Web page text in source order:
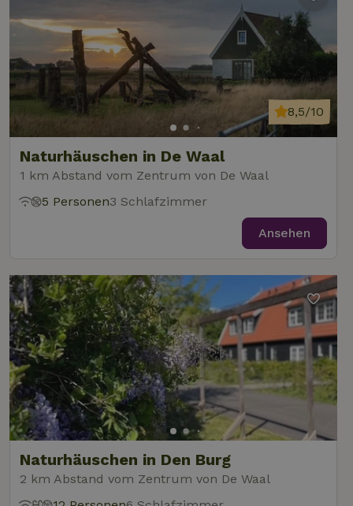
Naturhäuschen in De Waal
1 km Abstand vom Zentrum von De Waal
8,5/10
5 Personen3 Schlafzimmer
Ansehen
Naturhäuschen in Den Burg
2 km Abstand vom Zentrum von De Waal